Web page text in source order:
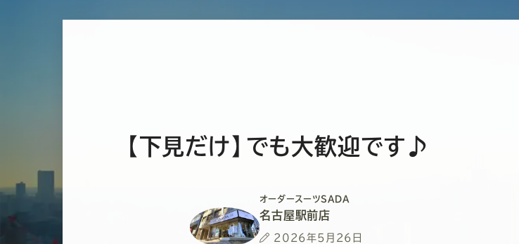
【下見だけ】でも大歓迎です♪
オーダースーツSADA
名古屋駅前店
投
2026年5月26日